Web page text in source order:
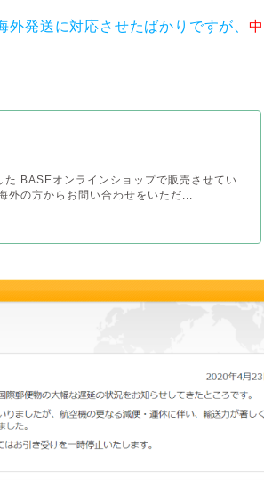
外発送に対応させたばかりですが、中
た BASEオンラインショップで販売させてい
外の方からお問い合わせをいただ...